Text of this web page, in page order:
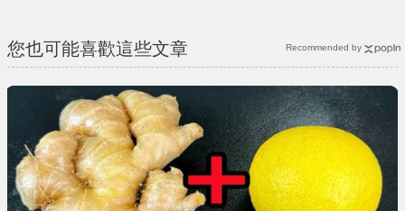
您也可能喜歡這些文章 Recommended by